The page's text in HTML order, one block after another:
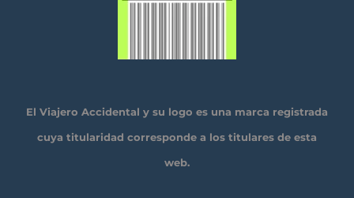
El Viajero Accidental y su logo es una marca registrada
cuya titularidad corresponde a los titulares de esta
web.